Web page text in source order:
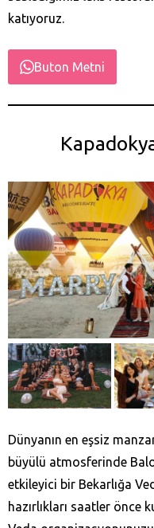
katıyoruz.
Buton Metni
Dünyanın en eşsiz
büyülü atmosferinde
etkileyici bir Bekarlığa
hazırlıkları saatler önce